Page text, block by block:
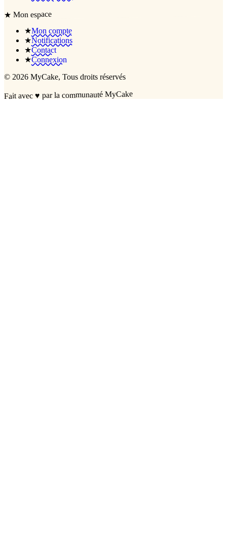
★Mon espace
★Mon compte
★Notifications
★Contact
★Connexion
© 2026 MyCake, Tous droits réservés
Fait avec♥ par la communauté MyCake